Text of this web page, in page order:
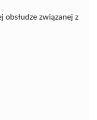
obsłudze związanej z